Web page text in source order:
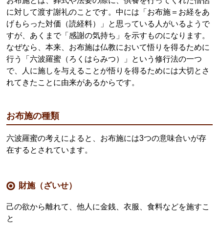
に対して渡す謝礼のことです。中には「お布施＝お経をあ
げもらった対価（読経料）」と思っている人がいるようで
すが、あくまで「感謝の気持ち」を示すものになります。
なぜなら、本来、お布施は仏教において悟りを得るために
行う「六波羅蜜（ろくはらみつ）」という修行法の一つ
で、人に施しを与えることが悟りを得るためには大切とさ
れてきたことに由来があるからです。
お布施の種類
六波羅蜜の考えによると、お布施には3つの意味合いが存
在するとされています。
財施（ざいせ）
己の欲から離れて、他人に金銭、衣服、食料などを施すこ
と